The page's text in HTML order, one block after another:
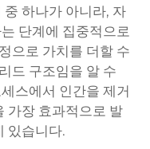
하나가 아니라, 자
단계에 집중적으로
으로 가치를 더할 수
드 구조임을 알 수
스에서 인간을 제거
가장 효과적으로 발
있습니다.